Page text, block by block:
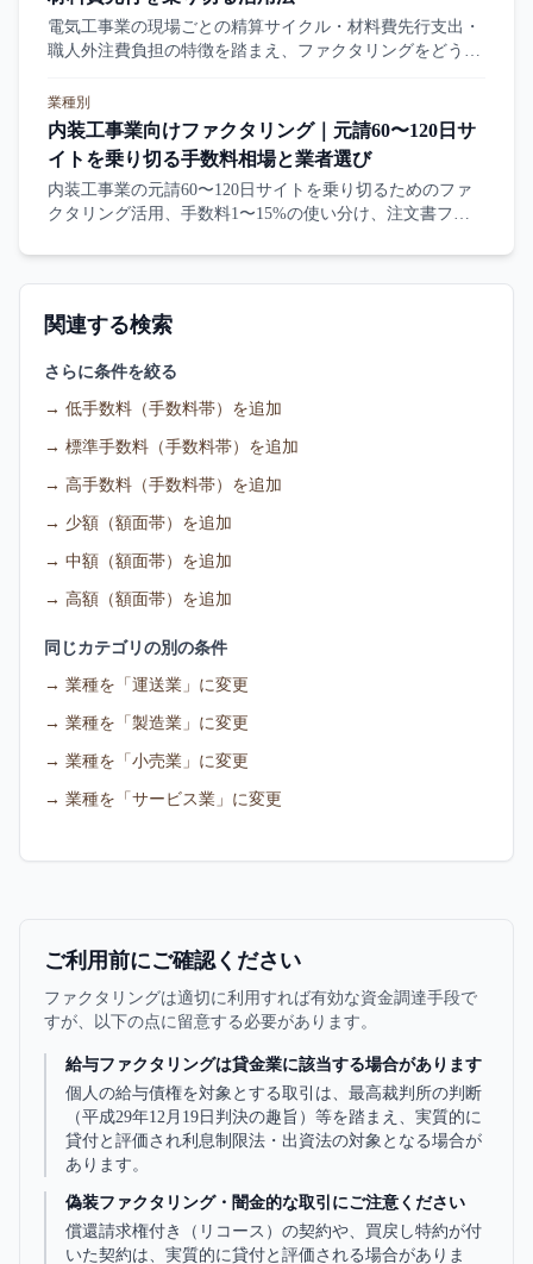
電気工事業の現場ごとの精算サイクル・材料費先行支出・
職人外注費負担の特徴を踏まえ、ファクタリングをどう活
業種別
内装工事業向けファクタリング｜元請60〜120日サ
イトを乗り切る手数料相場と業者選び
内装工事業の元請60〜120日サイトを乗り切るためのファ
クタリング活用、手数料1〜15%の使い分け、注文書ファ
業界実態から整理します。
関連する検索
さらに条件を絞る
→ 低手数料（手数料帯）を追加
→ 標準手数料（手数料帯）を追加
→ 高手数料（手数料帯）を追加
→ 少額（額面帯）を追加
→ 中額（額面帯）を追加
→ 高額（額面帯）を追加
同じカテゴリの別の条件
→ 業種を「運送業」に変更
→ 業種を「製造業」に変更
→ 業種を「小売業」に変更
→ 業種を「サービス業」に変更
ご利用前にご確認ください
ファクタリングは適切に利用すれば有効な資金調達手段で
すが、以下の点に留意する必要があります。
給与ファクタリングは貸金業に該当する場合があります
個人の給与債権を対象とする取引は、最高裁判所の判断
（平成29年12月19日判決の趣旨）等を踏まえ、実質的に
貸付と評価され利息制限法・出資法の対象となる場合が
あります。
偽装ファクタリング・闇金的な取引にご注意ください
償還請求権付き（リコース）の契約や、買戻し特約が付
いた契約は、実質的に貸付と評価される場合がありま